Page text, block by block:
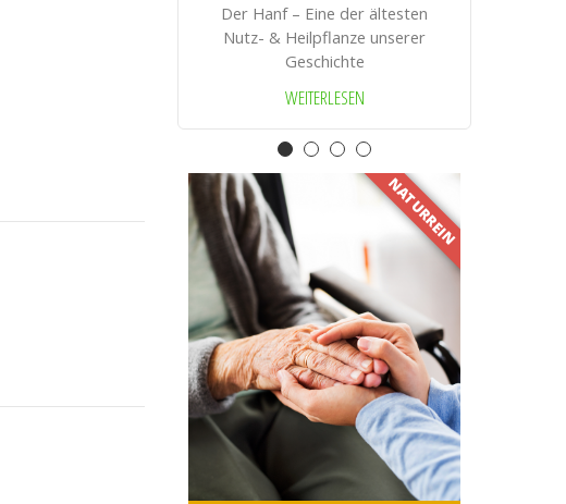
Der Hanf – Eine der ältesten
Nutz- & Heilpflanze unserer
Geschichte
WEITERLESEN
NATURREIN